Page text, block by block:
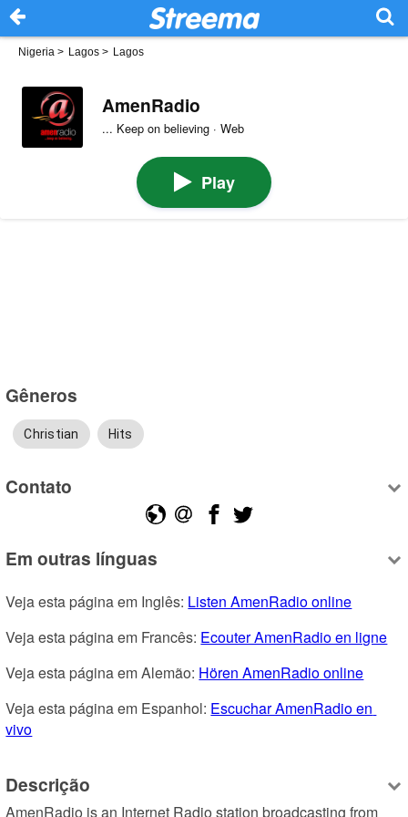
Nigeria > Lagos > Lagos
AmenRadio
... Keep on believing · Web
Play
Gêneros
Christian Hits
Contato
Em outras línguas
Veja esta página em Inglês: Listen AmenRadio online
Veja esta página em Francês: Ecouter AmenRadio en ligne
Veja esta página em Alemão: Hören AmenRadio online
Veja esta página em Espanhol: Escuchar AmenRadio en
vivo
Descrição
AmenRadio is an Internet Radio station broadcasting from